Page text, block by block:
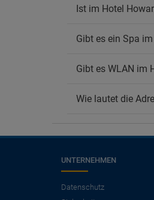
Ist im Hotel
Gibt es ein Spa
Gibt es WLAN im
Wie lautet die
Benötigen Sie
UNTERNEHMEN
Datenschutz